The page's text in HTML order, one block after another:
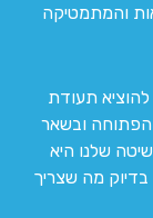
והמתמטיקה
להוציא תעודת
הפתוחה ובשאר
שלנו היא
מה שצריך